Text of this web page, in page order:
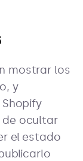
mostrar los
y
de ocultar
el estado